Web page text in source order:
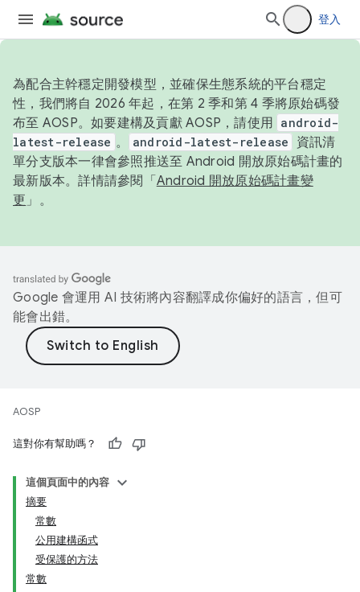
登入
為配合主幹穩定開發模型，並確保生態系統的平台穩定
性，我們將自 2026 年起，在第 2 季和第 4 季將原始碼發
布至 AOSP。如要建構及貢獻 AOSP，請使用 android-
latest-release 。 android-latest-release
資訊清
單分支版本一律會參照推送至 Android 開放原始碼計畫的
最新版本。詳情請參閱「 Android 開放原始碼計畫變
更 」。
Google 會運用 AI 技術將內容翻譯成你偏好的語言，但可
能會出錯。
AOSP
這對你有幫助嗎？
這個頁面中的內容
摘要
常數
公用建構函式
受保護的方法
常數